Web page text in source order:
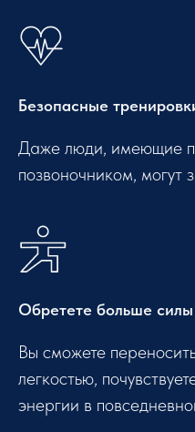
Безопасные
Даже люди, имеющие
позвоночником, могут
Обретете больше
Вы сможете
легкостью,
энергии в